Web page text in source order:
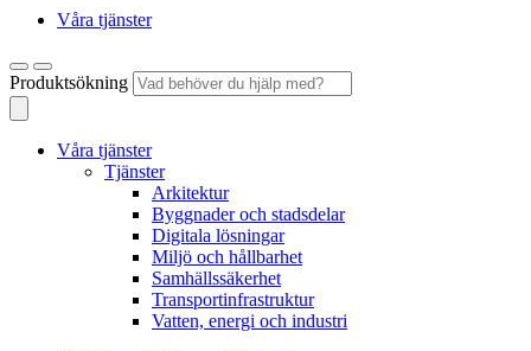
Våra tjänster
Produktsökning
Våra tjänster
Tjänster
Arkitektur
Byggnader och stadsdelar
Digitala lösningar
Miljö och hållbarhet
Samhällssäkerhet
Transportinfrastruktur
Vatten, energi och industri